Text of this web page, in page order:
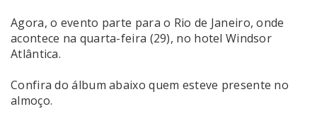
Agora, o evento parte para o Rio de Janeiro, onde
acontece na quarta-feira (29), no hotel Windsor
Atlântica.
Confira do álbum abaixo quem esteve presente no
almoço.